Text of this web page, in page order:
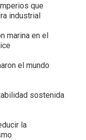
que
industrial
marina en el
el mundo
sostenida
la